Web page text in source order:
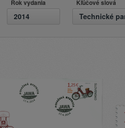
Rok vydania
2014
Kľúčové slová
Technické